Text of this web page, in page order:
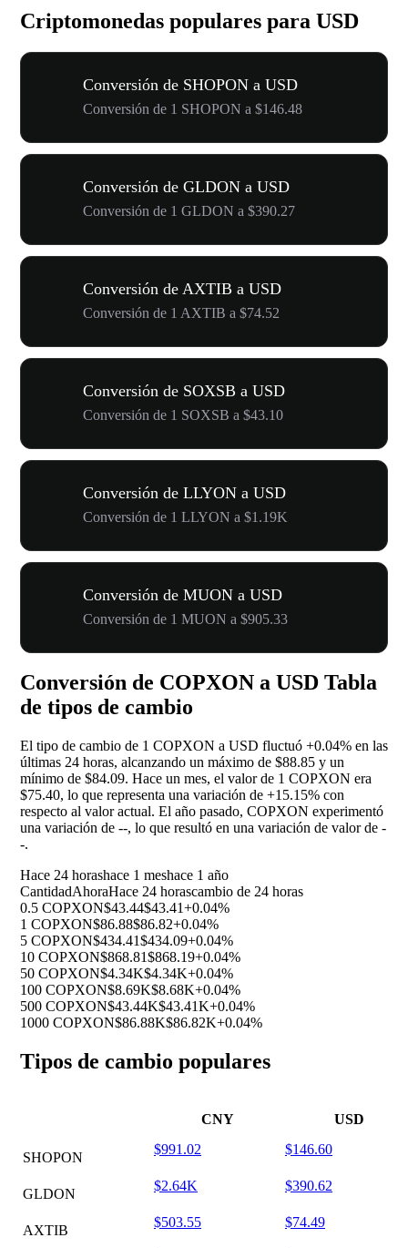
Criptomonedas populares para USD
Conversión de SHOPON a USD
Conversión de 1 SHOPON a $146.48
Conversión de GLDON a USD
Conversión de 1 GLDON a $390.27
Conversión de AXTIB a USD
Conversión de 1 AXTIB a $74.52
Conversión de SOXSB a USD
Conversión de 1 SOXSB a $43.10
Conversión de LLYON a USD
Conversión de 1 LLYON a $1.19K
Conversión de MUON a USD
Conversión de 1 MUON a $905.33
Conversión de COPXON a USD Tabla
de tipos de cambio
El tipo de cambio de 1 COPXON a USD fluctuó +0.04% en las
últimas 24 horas, alcanzando un máximo de $88.85 y un
mínimo de $84.09. Hace un mes, el valor de 1 COPXON era
$75.40, lo que representa una variación de +15.15% con
respecto al valor actual. El año pasado, COPXON experimentó
una variación de --, lo que resultó en una variación de valor de -
-.
Hace 24 horashace 1 meshace 1 año
CantidadAhoraHace 24 horascambio de 24 horas
0.5 COPXON$43.44$43.41+0.04%
1 COPXON$86.88$86.82+0.04%
5 COPXON$434.41$434.09+0.04%
10 COPXON$868.81$868.19+0.04%
50 COPXON$4.34K$4.34K+0.04%
100 COPXON$8.69K$8.68K+0.04%
500 COPXON$43.44K$43.41K+0.04%
1000 COPXON$86.88K$86.82K+0.04%
Tipos de cambio populares
CNY USD
SHOPON
$991.02 $146.60
GLDON
$2.64K $390.62
AXTIB
$503.55 $74.49